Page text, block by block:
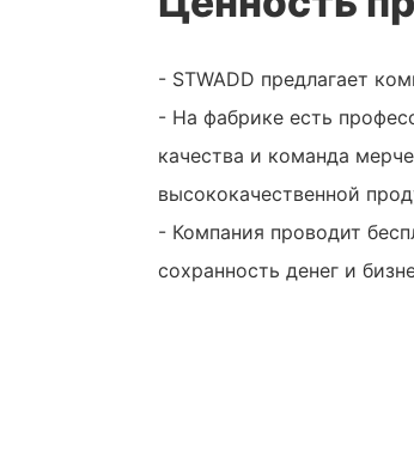
- STWADD предлагает
- На фабрике есть
качества и команда
высококачественной
- Компания проводит
сохранность денег и